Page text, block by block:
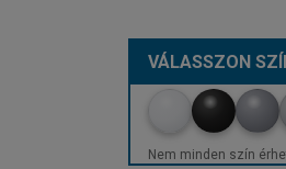
VÁLASSZON
Nem minden szín